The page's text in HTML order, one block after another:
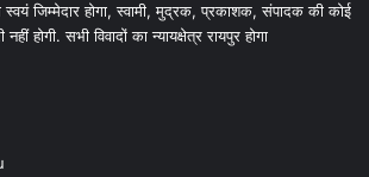
स्वयं जिम्मेदार होगा, स्वामी, मुद्रक, प्रकाशक, संपादक की कोई
नहीं होगी. सभी विवादों का न्यायक्षेत्र रायपुर होगा